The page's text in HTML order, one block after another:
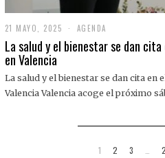
21 MAYO, 2025
1
M
O
,
AGENDA
La salud y el bienestar se dan
en Valencia
La salud y el bienestar se dan cita en
Valencia Valencia acoge el próximo
1 2 3